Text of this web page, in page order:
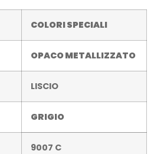
COLORI SPECIALI
OPACO METALLIZZATO
LISCIO
GRIGIO
9007 C